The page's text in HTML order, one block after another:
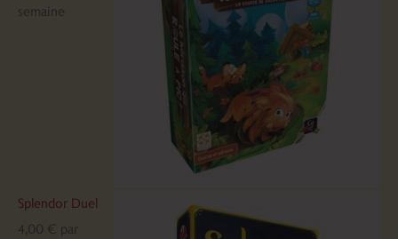
semaine
Splendor Duel
4,00 € par